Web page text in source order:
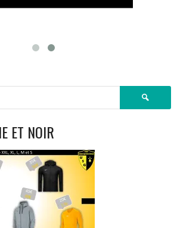
Rechercher :
ET NOIR